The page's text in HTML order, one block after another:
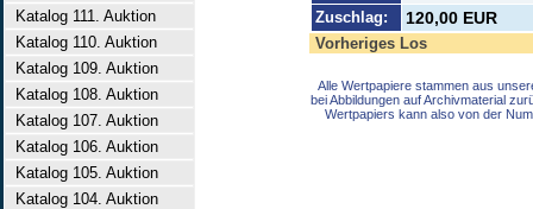
Katalog 111. Auktion
Katalog 110. Auktion
Katalog 109. Auktion
Katalog 108. Auktion
Katalog 107. Auktion
Katalog 106. Auktion
Katalog 105. Auktion
Katalog 104. Auktion
Zuschlag: 120,00 EUR
Vorheriges Los
Alle Wertpapiere stammen aus
bei Abbildungen auf Archivmaterial
Wertpapiers kann also von der